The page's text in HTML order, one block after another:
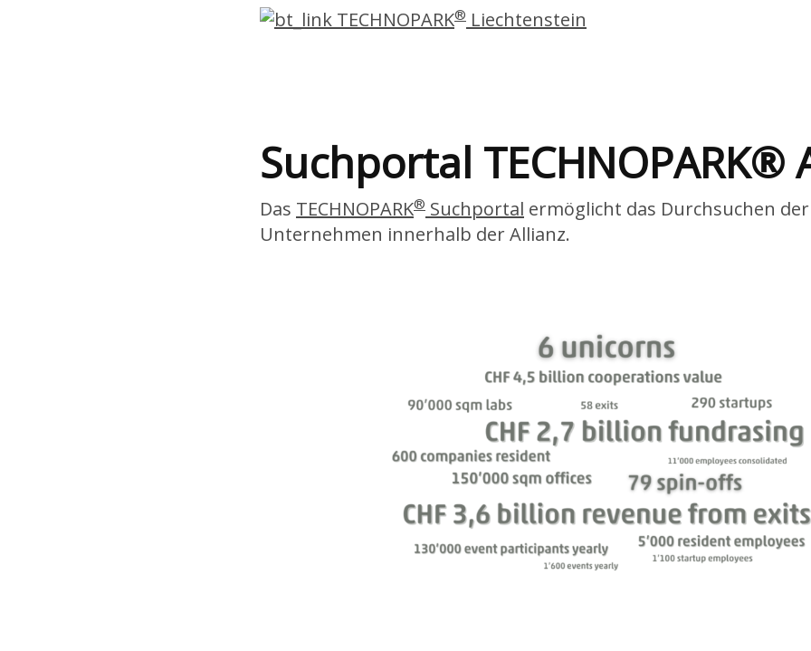
TECHNOPARK® Liechtenstein
Suchportal TECHNOPARK®
Das TECHNOPARK® Suchportal ermöglicht das Durchsuchen
Unternehmen innerhalb der Allianz.